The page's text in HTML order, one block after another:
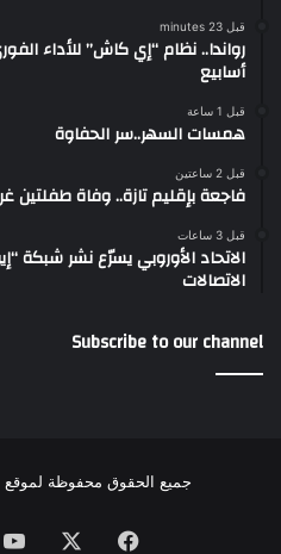
قبل 23 minutes
أسابيع
قبل 1 ساعة
همسات السهر..سر الحفاوة
قبل 2 ساعتين
فاجعة بإقليم تازة.. وفاة طفلتين
قبل 3 ساعات
الاتصالات
Subscribe to our channel
جميع الحقوق محفوظة لموقع
Facebook